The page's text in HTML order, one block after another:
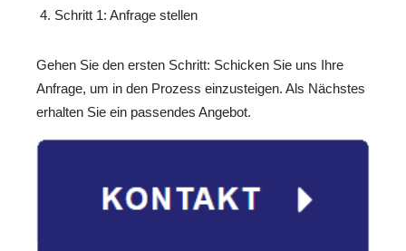
Schritt 1: Anfrage stellen
Gehen Sie den ersten Schritt: Schicken Sie uns Ihre
Anfrage, um in den Prozess einzusteigen. Als Nächstes
erhalten Sie ein passendes Angebot.